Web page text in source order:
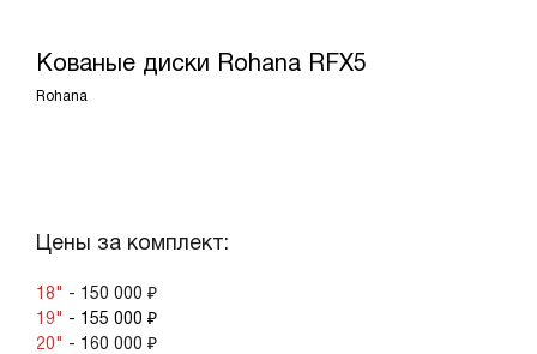
Кованые диски Rohana RFX5
Rohana
Цены за комплект:
18" - 150 000 ₽
19" - 155 000 ₽
20" - 160 000 ₽